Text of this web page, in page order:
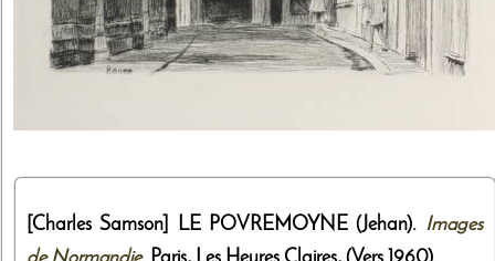
[Charles Samson] LE POVREMOYNE (Jehan). Images